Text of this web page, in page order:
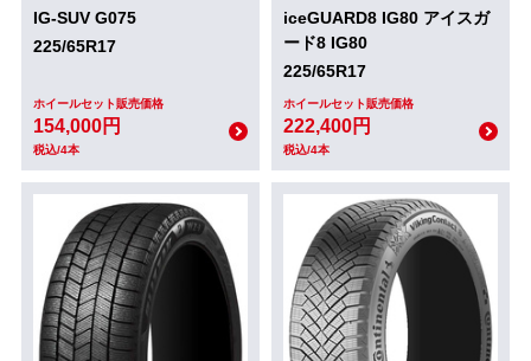
IG-SUV G075
225/65R17
ホイールセット販売価格
154,000円
税込/4本
iceGUARD8 IG80 アイスガ
ード8 IG80
225/65R17
ホイールセット販売価格
222,400円
税込/4本